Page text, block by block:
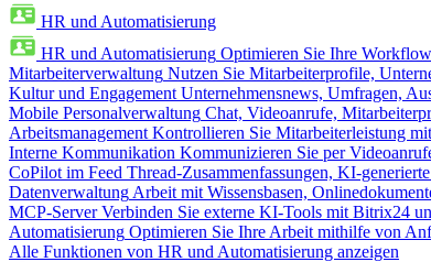
HR und Automatisierung
HR und Automatisierung Optimieren Sie Ihre
Mitarbeiterverwaltung Nutzen Sie Mitarbeiterprofile,
Kultur und Engagement Unternehmensnews, Umfragen,
Mobile Personalverwaltung Chat, Videoanrufe,
Arbeitsmanagement Kontrollieren Sie Mitarbeiterleistung
Interne Kommunikation Kommunizieren Sie per
CoPilot im Feed Thread-Zusammenfassungen, KI-
Datenverwaltung Arbeit mit Wissensbasen,
MCP-Server Verbinden Sie externe KI-Tools mit Bitrix24
Automatisierung Optimieren Sie Ihre Arbeit mithilfe von
Alle Funktionen von HR und Automatisierung anzeigen